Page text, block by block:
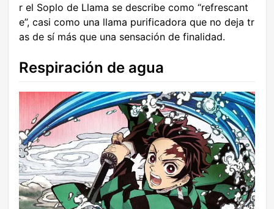
r el Soplo de Llama se describe como “refrescant
e”, casi como una llama purificadora que no deja tr
as de sí más que una sensación de finalidad.
Respiración de agua